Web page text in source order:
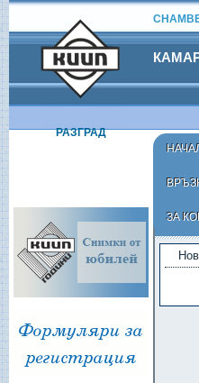
РАЗГРАД
ЗА